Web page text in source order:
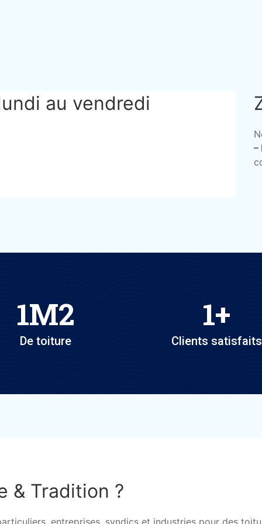
au vendredi
–
1M2
De toiture
1+
Clients satisfaits
& Tradition ?
entreprises, syndics et industries pour des